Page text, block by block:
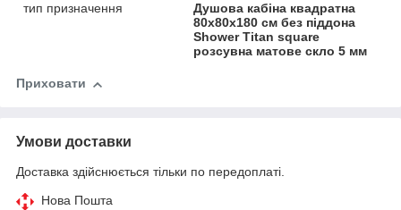
тип призначення
Душова кабіна квадратна
80x80х180 см без піддона
Shower Titan square
розсувна матове скло 5 мм
Приховати
Умови доставки
Доставка здійснюється тільки по передоплаті.
Нова Пошта